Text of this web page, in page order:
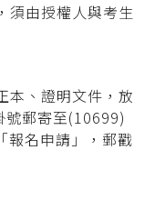
須由授權人與考生
本、證明文件，放
號郵寄至(10699)
報名申請」，郵戳